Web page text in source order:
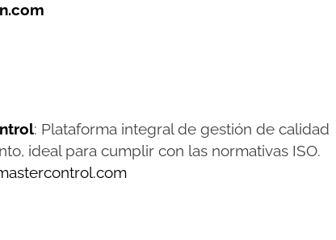
: Plataforma integral de gestión de calidad
ideal para cumplir con las normativas ISO.